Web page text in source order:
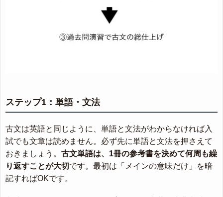
ステップ1：単語・文法
古文は英語と同じように、単語と文法がわからなければ入
試でも文章は読めません。必ず先に単語と文法を押さえて
おきましょう。 古文単語は、1冊の参考書を決めて何周も繰
り返すことが大切です。最初は「メインの意味だけ」を暗
記すればOKです。